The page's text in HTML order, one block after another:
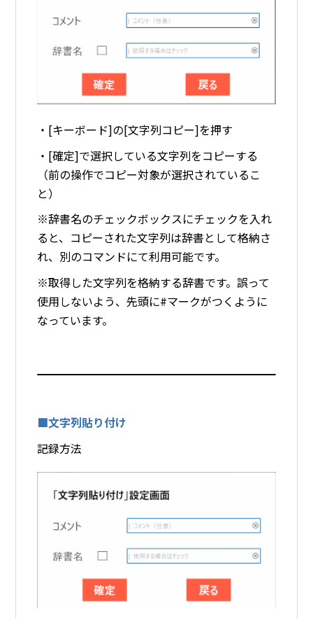
・[キーボード]の[文字列コピー]を押す
・[確定]で選択している文字列をコピーする
（前の操作でコピー対象が選択されているこ
と）
※辞書名のチェックボックスにチェックを入れ
ると、コピーされた文字列は辞書として格納さ
れ、別のコマンドにて利用可能です。
※取得した文字列を格納する辞書です。誤って
使用しないよう、先頭に#マークがつくように
なっています。
■文字列貼り付け
記録方法